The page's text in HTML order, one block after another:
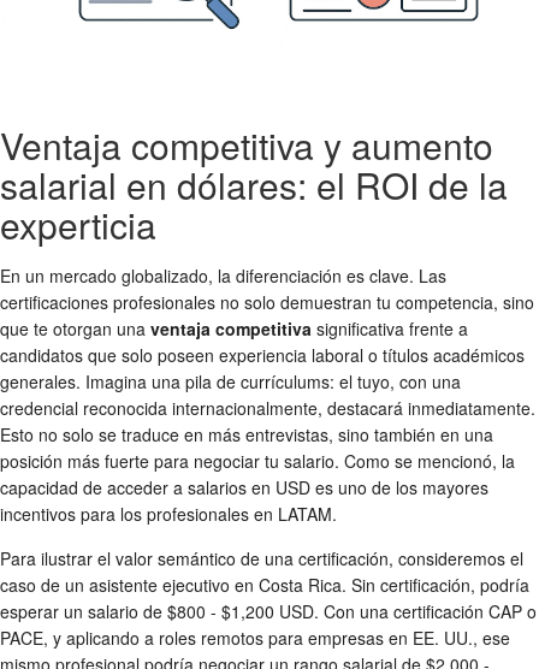
Ventaja competitiva y aumento
salarial en dólares: el ROI de la
experticia
En un mercado globalizado, la diferenciación es clave. Las
certificaciones profesionales no solo demuestran tu competencia, sino
que te otorgan una ventaja competitiva significativa frente a
candidatos que solo poseen experiencia laboral o títulos académicos
generales. Imagina una pila de currículums: el tuyo, con una
credencial reconocida internacionalmente, destacará inmediatamente.
Esto no solo se traduce en más entrevistas, sino también en una
posición más fuerte para negociar tu salario. Como se mencionó, la
capacidad de acceder a salarios en USD es uno de los mayores
incentivos para los profesionales en LATAM.
Para ilustrar el valor semántico de una certificación, consideremos el
caso de un asistente ejecutivo en Costa Rica. Sin certificación, podría
esperar un salario de $800 - $1,200 USD. Con una certificación CAP o
PACE, y aplicando a roles remotos para empresas en EE. UU., ese
mismo profesional podría negociar un rango salarial de $2,000 -